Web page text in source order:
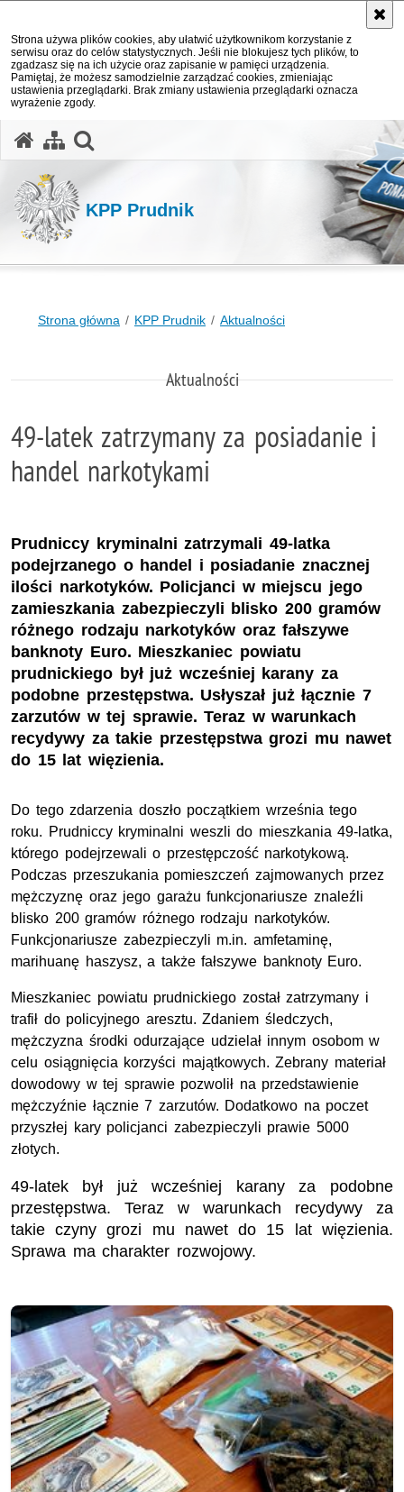
Strona używa plików cookies, aby ułatwić użytkownikom korzystanie z
serwisu oraz do celów statystycznych. Jeśli nie blokujesz tych plików, to
zgadzasz się na ich użycie oraz zapisanie w pamięci urządzenia.
Pamiętaj, że możesz samodzielnie zarządzać cookies, zmieniając
ustawienia przeglądarki. Brak zmiany ustawienia przeglądarki oznacza
wyrażenie zgody.
KPP Prudnik
Strona główna KPP Prudnik Aktualności
Aktualności
49-latek zatrzymany za posiadanie i
handel narkotykami
Prudniccy kryminalni zatrzymali 49-latka
podejrzanego o handel i posiadanie znacznej
ilości narkotyków. Policjanci w miejscu jego
zamieszkania zabezpieczyli blisko 200 gramów
różnego rodzaju narkotyków oraz fałszywe
banknoty Euro. Mieszkaniec powiatu
prudnickiego był już wcześniej karany za
podobne przestępstwa. Usłyszał już łącznie 7
zarzutów w tej sprawie. Teraz w warunkach
recydywy za takie przestępstwa grozi mu nawet
do 15 lat więzienia.
Do tego zdarzenia doszło początkiem września tego
roku. Prudniccy kryminalni weszli do mieszkania 49-latka,
którego podejrzewali o przestępczość narkotykową.
Podczas przeszukania pomieszczeń zajmowanych przez
mężczyznę oraz jego garażu funkcjonariusze znaleźli
blisko 200 gramów różnego rodzaju narkotyków.
Funkcjonariusze zabezpieczyli m.in. amfetaminę,
marihuanę haszysz, a także fałszywe banknoty Euro.
Mieszkaniec powiatu prudnickiego został zatrzymany i
trafił do policyjnego aresztu. Zdaniem śledczych,
mężczyzna środki odurzające udzielał innym osobom w
celu osiągnięcia korzyści majątkowych. Zebrany materiał
dowodowy w tej sprawie pozwolił na przedstawienie
mężczyźnie łącznie 7 zarzutów. Dodatkowo na poczet
przyszłej kary policjanci zabezpieczyli prawie 5000
złotych.
49-latek był już wcześniej karany za podobne
przestępstwa. Teraz w warunkach recydywy za
takie czyny grozi mu nawet do 15 lat więzienia.
Sprawa ma charakter rozwojowy.